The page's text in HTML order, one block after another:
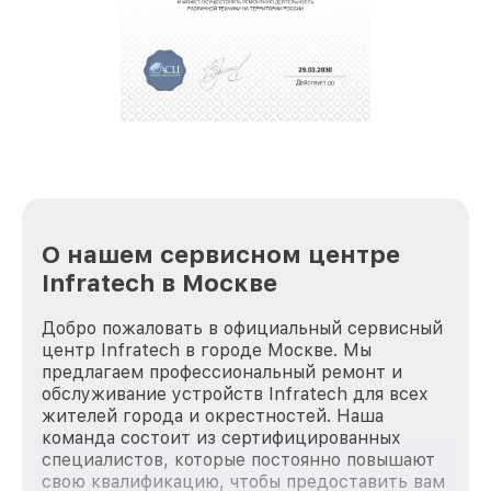
полной сохранности и бесплатно.
положительные отзывы и обрели отличную
репутацию. Мы постоянно совершенствуемся и
О нашем сервисном центре
Infratech в Москве
Добро пожаловать в официальный сервисный
центр Infratech в городе Москве. Мы
предлагаем профессиональный ремонт и
обслуживание устройств Infratech для всех
жителей города и окрестностей. Наша
команда состоит из сертифицированных
специалистов, которые постоянно повышают
свою квалификацию, чтобы предоставить вам